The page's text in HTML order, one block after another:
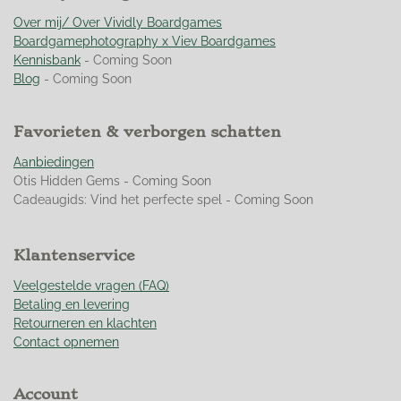
:
4
.
9
3
5
4
6
9
9
1
s
t
r
r
e
n
r
e
n
r
e
n
r
e
n
Over mij/ Over Vividly Boardgames
Boardgamephotography x Viev Boardgames
Kennisbank - Coming Soon
Blog - Coming Soon
Favorieten & verborgen schatten
Aanbiedingen
Otis Hidden Gems - Coming Soon
Cadeaugids: Vind het perfecte spel - Coming Soon
Klantenservice
Veelgestelde vragen (FAQ)
Betaling en levering
Retourneren en klachten
Contact opnemen
Account